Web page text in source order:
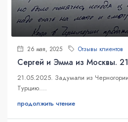
26 мая, 2025 Отзывы клиентов
Сергей и Эмма из Москвы.
21.05.2025. Задумали из
Турцию....
продолжить чтение